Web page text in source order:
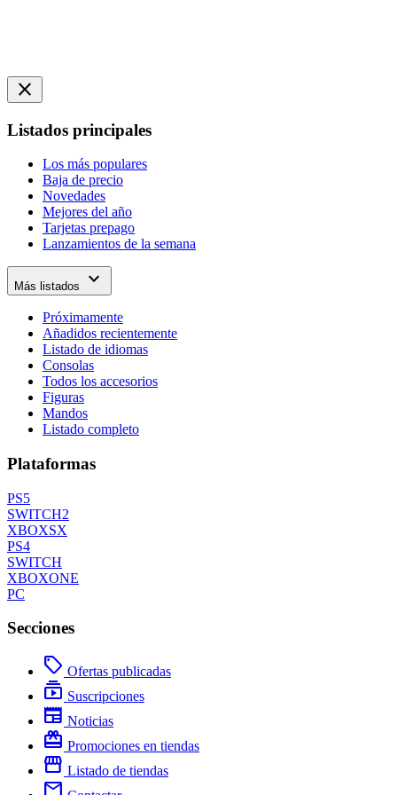
close
Listados principales
Los más populares
Baja de precio
Novedades
Mejores del año
Tarjetas prepago
Lanzamientos de la semana
Más listados expand_more
Próximamente
Añadidos recientemente
Listado de idiomas
Consolas
Todos los accesorios
Figuras
Mandos
Listado completo
Plataformas
PS5
SWITCH2
XBOXSX
PS4
SWITCH
XBOXONE
PC
Secciones
local_offer Ofertas publicadas
subscriptions Suscripciones
newspaper Noticias
redeem Promociones en tiendas
storefront Listado de tiendas
mail